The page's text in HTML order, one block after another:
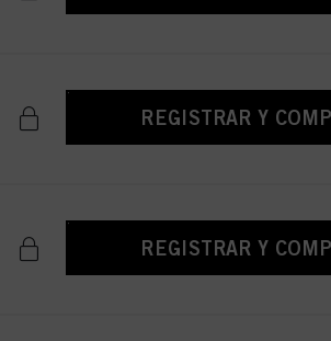
REGISTRAR Y
REGISTRAR Y